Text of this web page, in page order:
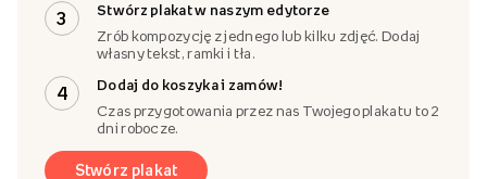
3
Stwórz plakat w naszym edytorze
Zrób kompozycję z jednego lub kilku zdjęć. Dodaj
własny tekst, ramki i tła.
4
Dodaj do koszyka i zamów!
Czas przygotowania przez nas Twojego plakatu to 2
dni robocze.
Stwórz plakat